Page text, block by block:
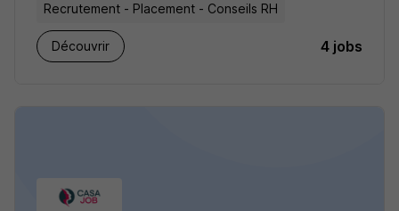
Recrutement - Placement - Conseils RH
Découvrir 4 jobs